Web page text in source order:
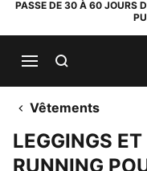
PASSE DE 30 À 60 JOURS
Vêtements
LEGGINGS
RUNNING